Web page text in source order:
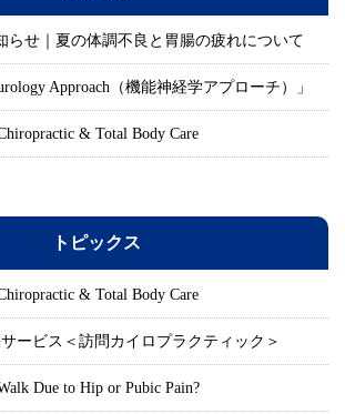
らせ｜夏の体調不良と胃腸の疲れについて
Approach（機能神経学アプローチ）」
& Total Body Care
トピックス
& Total Body Care
ービス＜訪問カイロプラクティック＞
Due to Hip or Pubic Pain?